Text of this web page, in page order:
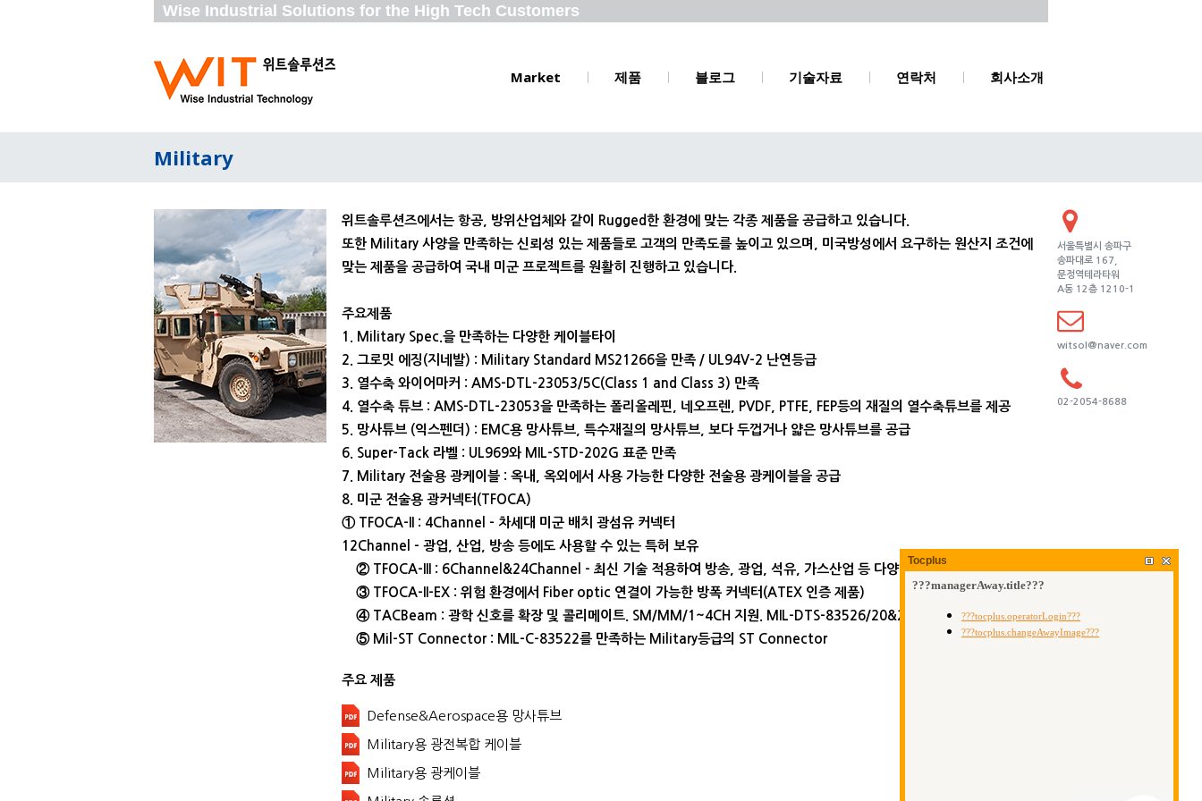
Wise Industrial Solutions for the High Tech Customers
Market 제품 블로그 기술자료 연락처 회사소개
Military
서울특별시 송파구
송파대로 167,
문정역테라타워
A동 12층 1210-1
witsol@naver.com
02-2054-8688
위트솔루션즈에서는 항공, 방위산업체와 같이 Rugged한 환경에 맞는 각종 제품을 공급하고 있습니다.
또한 Military 사양을 만족하는 신뢰성 있는 제품들로 고객의 만족도를 높이고 있으며, 미국방성에서 요구하는 원산지 조건에
맞는 제품을 공급하여 국내 미군 프로젝트를 원활히 진행하고 있습니다.
주요제품
1. Military Spec.을 만족하는 다양한 케이블타이
2. 그로밋 에징(지네발) : Military Standard MS21266을 만족 / UL94V-2 난연등급
3. 열수축 와이어마커 : AMS-DTL-23053/5C(Class 1 and Class 3) 만족
4. 열수축 튜브 : AMS-DTL-23053을 만족하는 폴리올레핀, 네오프렌, PVDF, PTFE, FEP등의 재질의 열수축튜브를 제공
5. 망사튜브 (익스펜더) : EMC용 망사튜브, 특수재질의 망사튜브, 보다 두껍거나 얇은 망사튜브를 공급
6. Super-Tack 라벨 : UL969와 MIL-STD-202G 표준 만족
7. Military 전술용 광케이블 : 옥내, 옥외에서 사용 가능한 다양한 전술용 광케이블을 공급
8. 미군 전술용 광커넥터(TFOCA)
① TFOCA-II
: 4Channel - 차세대 미군 배치 광섬유 커넥터
12Channel - 광업, 산업, 방송 등에도 사용할 수 있는 특허 보유
② TFOCA-III
: 6Channel&24Channel - 최신 기술 적용하여 방송, 광업, 석유, 가스산업 등 다양한 환경에서 사용이 가능
③ TFOCA-II-EX : 위험 환경에서 Fiber optic 연결이 가능한 방폭 커넥터(ATEX 인증 제품)
④ TACBeam : 광학 신호를 확장 및 콜리메이트. SM/MM/1~4CH 지원. MIL-DTS-83526/20&21 만족
⑤ Mil-ST Connector: MIL-C-83522를 만족하는 Military등급의 ST Connector
주요 제품
Defense&Aerospace용 망사튜브
Military용 광전복합 케이블
Military용 광케이블
Tocplus